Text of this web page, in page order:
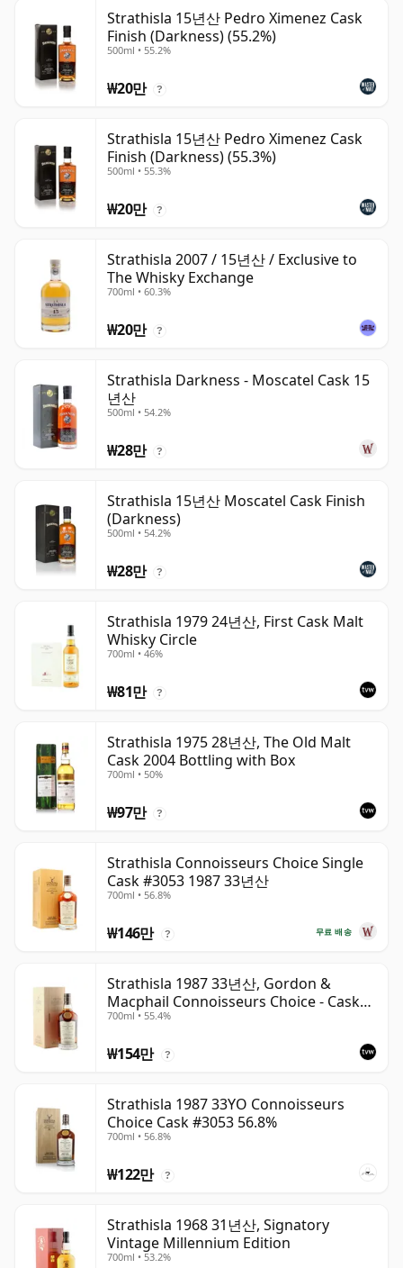
Strathisla 15년산 Pedro Ximenez Cask
Finish (Darkness) (55.2%)
500ml • 55.2%
₩20만 ?
Strathisla 15년산 Pedro Ximenez Cask
Finish (Darkness) (55.3%)
500ml • 55.3%
₩20만 ?
Strathisla 2007 / 15년산 / Exclusive to
The Whisky Exchange
700ml • 60.3%
₩20만 ?
Strathisla Darkness - Moscatel Cask 15
년산
500ml • 54.2%
₩28만 ?
Strathisla 15년산 Moscatel Cask Finish
(Darkness)
500ml • 54.2%
₩28만 ?
Strathisla 1979 24년산, First Cask Malt
Whisky Circle
700ml • 46%
₩81만 ?
Strathisla 1975 28년산, The Old Malt
Cask 2004 Bottling with Box
700ml • 50%
₩97만 ?
Strathisla Connoisseurs Choice Single
Cask #3053 1987 33년산
700ml • 56.8%
무료 배송
₩146만 ?
Strathisla 1987 33년산, Gordon &
Macphail Connoisseurs Choice - Cask
3052
700ml • 55.4%
₩154만 ?
Strathisla 1987 33YO Connoisseurs
Choice Cask #3053 56.8%
700ml • 56.8%
₩122만 ?
Strathisla 1968 31년산, Signatory
Vintage Millennium Edition
700ml • 53.2%